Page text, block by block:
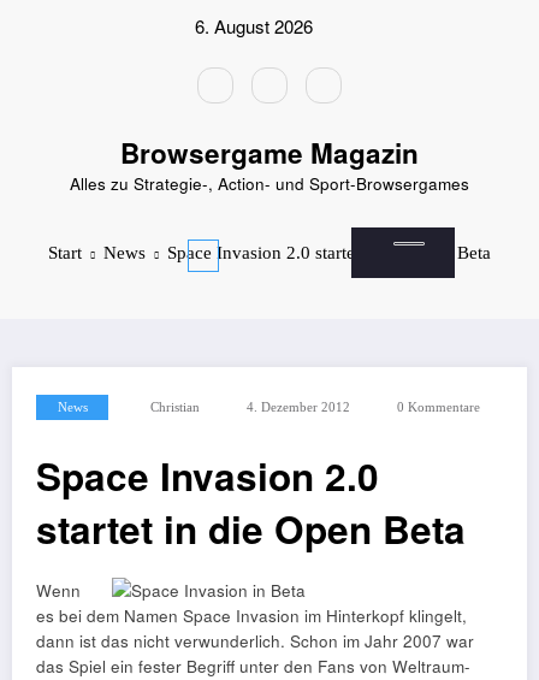
6. August 2026
Browsergame Magazin
Alles zu Strategie-, Action- und Sport-Browsergames
Start News Space Invasion 2.0 startet in die Open Beta
News Christian 4. Dezember 2012 0 Kommentare
Space Invasion 2.0
startet in die Open Beta
Wenn
es bei dem Namen Space Invasion im Hinterkopf klingelt,
dann ist das nicht verwunderlich. Schon im Jahr 2007 war
das Spiel ein fester Begriff unter den Fans von Weltraum-